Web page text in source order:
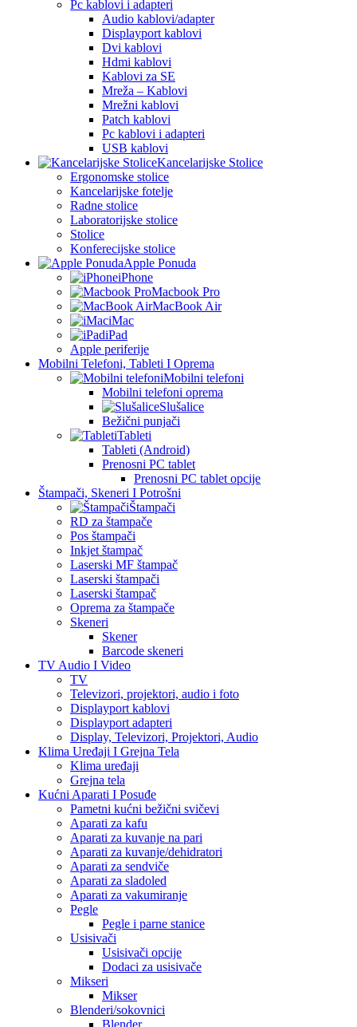
Pc kablovi i adapteri
Audio kablovi/adapter
Displayport kablovi
Dvi kablovi
Hdmi kablovi
Kablovi za SE
Mreža – Kablovi
Mrežni kablovi
Patch kablovi
Pc kablovi i adapteri
USB kablovi
Kancelarijske Stolice
Ergonomske stolice
Kancelarijske fotelje
Radne stolice
Laboratorijske stolice
Stolice
Konferecijske stolice
Apple Ponuda
iPhone
Macbook Pro
MacBook Air
iMac
iPad
Apple periferije
Mobilni Telefoni, Tableti I Oprema
Mobilni telefoni
Mobilni telefoni oprema
Slušalice
Bežični punjači
Tableti
Tableti (Android)
Prenosni PC tablet
Prenosni PC tablet opcije
Štampači, Skeneri I Potrošni
Štampači
RD za štampače
Pos štampači
Inkjet štampač
Laserski MF štampač
Laserski štampači
Laserski štampač
Oprema za štampače
Skeneri
Skener
Barcode skeneri
TV Audio I Video
TV
Televizori, projektori, audio i foto
Displayport kablovi
Displayport adapteri
Display, Televizori, Projektori, Audio
Klima Uređaji I Grejna Tela
Klima uređaji
Grejna tela
Kućni Aparati I Posuđe
Pametni kućni bežični svičevi
Aparati za kafu
Aparati za kuvanje na pari
Aparati za kuvanje/dehidratori
Aparati za sendviče
Aparati za sladoled
Aparati za vakumiranje
Pegle
Pegle i parne stanice
Usisivači
Usisivači opcije
Dodaci za usisivače
Mikseri
Mikser
Blenderi/sokovnici
Blender